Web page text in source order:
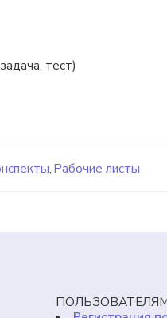
тест)
,Рабочие листы